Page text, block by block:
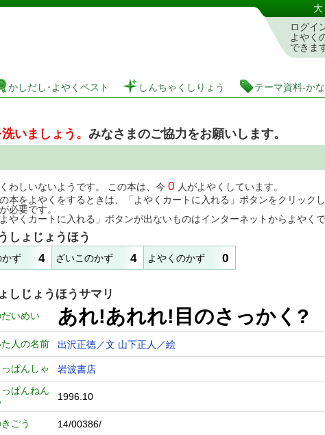
としょかんぞうしょけんさく・よやくシステム 大
ログイ
よやく
できま
かしだし･よやくベスト しんちゃくしりょう テーマ資料-かな
いましょう。 みなさまのご協力をお願いします。
わしいないようです。 この本は、今 0 人がよやくしています。
の本をよやくをするときは、「よやくカートに入れる」ボタンをクリッ
必要です。
よやくカートに入れる」ボタンが出ないものはインターネットからよやくで
しょじょうほう
かず 4 ざいこのかず 4 よやくのかず 0
しじょうほうサマリ
いめい あれ!あれれ!目のさっかく?
人の名前 出沢正徳／文 山下正人／絵
っぱんしゃ
岩波書店
っぱんねん
1996.10
ごう 14/00386/